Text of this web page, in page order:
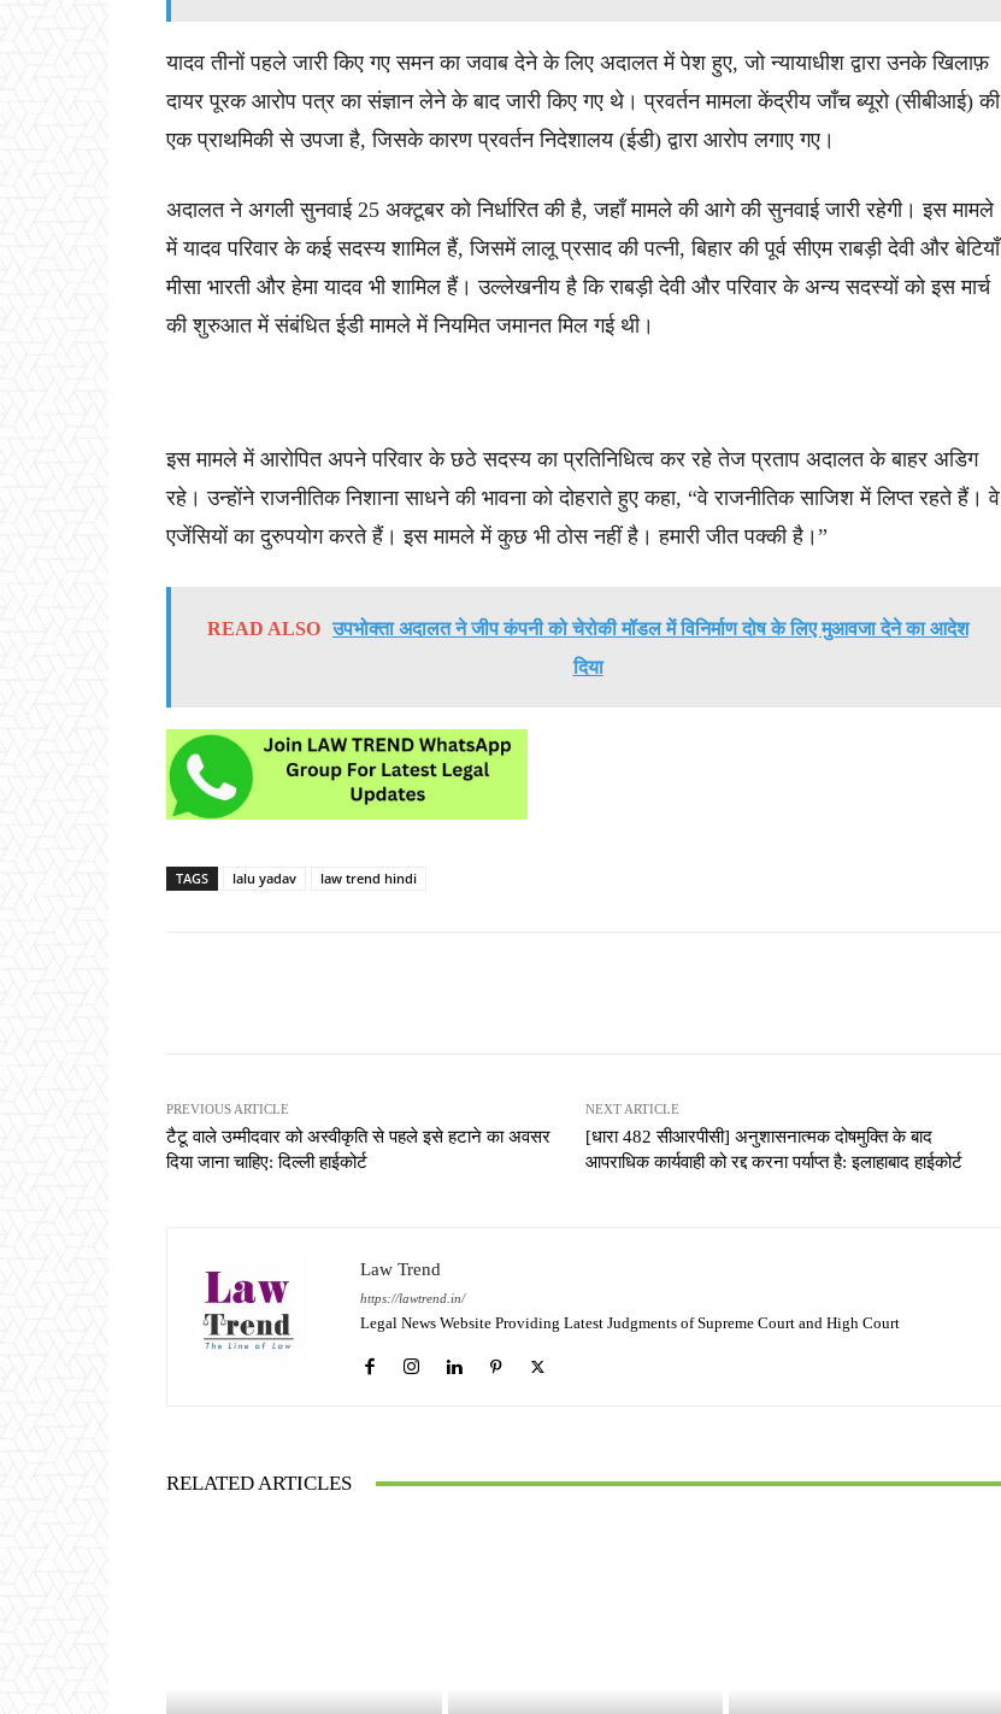
यादव तीनों पहले जारी किए गए समन का जवाब देने के लिए अदालत में पेश हुए, जो न्यायाधीश द्वारा उनके खिलाफ़
दायर पूरक आरोप पत्र का संज्ञान लेने के बाद जारी किए गए थे। प्रवर्तन मामला केंद्रीय जाँच ब्यूरो (सीबीआई) की
एक प्राथमिकी से उपजा है, जिसके कारण प्रवर्तन निदेशालय (ईडी) द्वारा आरोप लगाए गए।
अदालत ने अगली सुनवाई 25 अक्टूबर को निर्धारित की है, जहाँ मामले की आगे की सुनवाई जारी रहेगी। इस मामले
में यादव परिवार के कई सदस्य शामिल हैं, जिसमें लालू प्रसाद की पत्नी, बिहार की पूर्व सीएम राबड़ी देवी और बेटियाँ
मीसा भारती और हेमा यादव भी शामिल हैं। उल्लेखनीय है कि राबड़ी देवी और परिवार के अन्य सदस्यों को इस मार्च
की शुरुआत में संबंधित ईडी मामले में नियमित जमानत मिल गई थी।
इस मामले में आरोपित अपने परिवार के छठे सदस्य का प्रतिनिधित्व कर रहे तेज प्रताप अदालत के बाहर अडिग
रहे। उन्होंने राजनीतिक निशाना साधने की भावना को दोहराते हुए कहा, “वे राजनीतिक साजिश में लिप्त रहते हैं। वे
एजेंसियों का दुरुपयोग करते हैं। इस मामले में कुछ भी ठोस नहीं है। हमारी जीत पक्की है।”
READ ALSO उपभोक्ता अदालत ने जीप कंपनी को चेरोकी मॉडल में विनिर्माण दोष के लिए मुआवजा देने का आदेश
दिया
TAGS lalu yadav law trend hindi
PREVIOUS ARTICLE
टैटू वाले उम्मीदवार को अस्वीकृति से पहले इसे हटाने का अवसर
दिया जाना चाहिए: दिल्ली हाईकोर्ट
NEXT ARTICLE
[धारा 482 सीआरपीसी] अनुशासनात्मक दोषमुक्ति के बाद
आपराधिक कार्यवाही को रद्द करना पर्याप्त है: इलाहाबाद हाईकोर्ट
Law Trend
https://lawtrend.in/
Legal News Website Providing Latest Judgments of Supreme Court and High Court
RELATED ARTICLES